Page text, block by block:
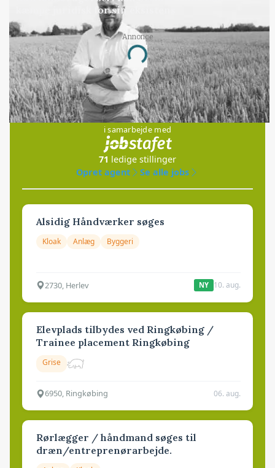
kæmpe juridisk for sin eksistens
Annonce
Loading...
Jobs
i samarbejde med
71 ledige stillinger
Opret agent
Se alle jobs
Alsidig Håndværker søges
Kloak Anlæg Byggeri
2730, Herlev NY 10. aug.
Elevplads tilbydes ved Ringkøbing /
Trainee placement Ringkøbing
Grise
6950, Ringkøbing 06. aug.
Rørlægger / håndmand søges til
dræn/entreprenørarbejde.